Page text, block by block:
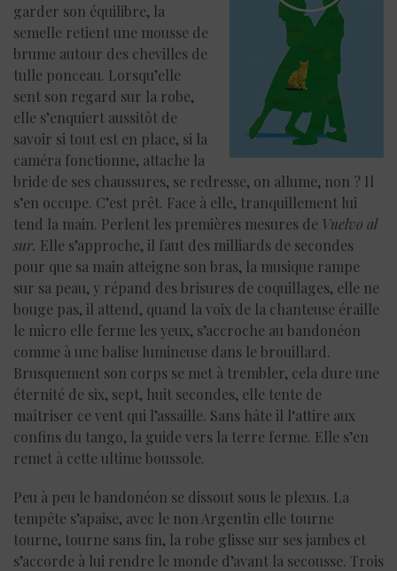
garder son équilibre, la
semelle retient une mousse de
brume autour des chevilles de
tulle ponceau. Lorsqu’elle
sent son regard sur la robe,
elle s’enquiert aussitôt de
savoir si tout est en place, si la
caméra fonctionne, attache la
bride de ses chaussures, se redresse, on allume, non ? Il
s’en occupe. C’est prêt. Face à elle, tranquillement lui
tend la main. Perlent les premières mesures de Vuelvo al
sur. Elle s’approche, il faut des milliards de secondes
pour que sa main atteigne son bras, la musique rampe
sur sa peau, y répand des brisures de coquillages, elle ne
bouge pas, il attend, quand la voix de la chanteuse éraille
le micro elle ferme les yeux, s’accroche au bandonéon
comme à une balise lumineuse dans le brouillard.
Brusquement son corps se met à trembler, cela dure une
éternité de six, sept, huit secondes, elle tente de
maîtriser ce vent qui l’assaille. Sans hâte il l‘attire aux
confins du tango, la guide vers la terre ferme. Elle s’en
remet à cette ultime boussole.
Peu à peu le bandonéon se dissout sous le plexus. La
tempête s’apaise, avec le non Argentin elle tourne
tourne, tourne sans fin, la robe glisse sur ses jambes et
s’accorde à lui rendre le monde d’avant la secousse. Trois